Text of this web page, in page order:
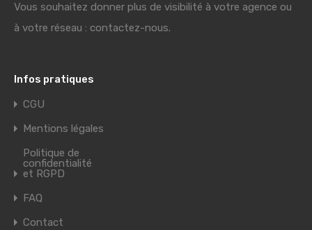
Vous souhaitez donner plus de visibilité à votre agence ou
à votre réseau : contactez-nous.
Infos pratiques
CGU
Mentions légales
Politique de
confidentialité
et RGPD
FAQ
Contact